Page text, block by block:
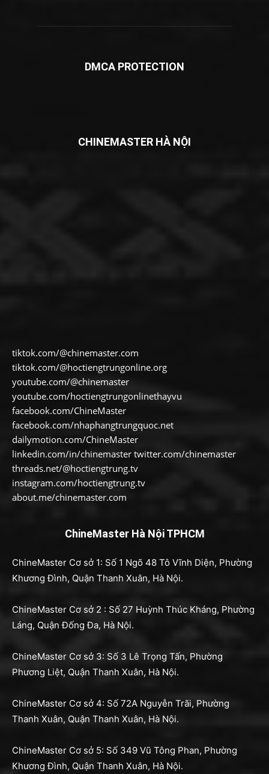
DMCA PROTECTION
CHINEMASTER HÀ NỘI
tiktok.com/@chinemaster.com
tiktok.com/@hoctiengtrungonline.org
youtube.com/@chinemaster
youtube.com/hoctiengtrungonlinethayvu
facebook.com/ChineMaster
facebook.com/nhaphangtrungquoc.net
dailymotion.com/ChineMaster
linkedin.com/in/chinemaster twitter.com/chinemaster
threads.net/@hoctiengtrung.tv
instagram.com/hoctiengtrung.tv
about.me/chinemaster.com
ChineMaster Hà Nội TPHCM
ChineMaster Cơ sở 1: Số 1 Ngõ 48 Tô Vĩnh Diện, Phường
Khương Đình, Quận Thanh Xuân, Hà Nội.
ChineMaster Cơ sở 2 : Số 27 Huỳnh Thúc Kháng, Phường
Láng, Quận Đống Đa, Hà Nội.
ChineMaster Cơ sở 3: Số 3 Lê Trọng Tấn, Phường
Phương Liệt, Quận Thanh Xuân, Hà Nội.
ChineMaster Cơ sở 4: Số 72A Nguyễn Trãi, Phường
Thanh Xuân, Quận Thanh Xuân, Hà Nội.
ChineMaster Cơ sở 5: Số 349 Vũ Tông Phan, Phường
Khương Đình, Quận Thanh Xuân, Hà Nội.